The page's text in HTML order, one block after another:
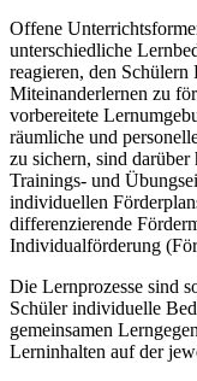
Offene
unterschiedliche
reagieren, den Schülern
Miteinanderlernen zu
vorbereitete
räumliche und
zu sichern, sind
Trainings- und
individuellen
differenzierende
Individualförderung
Die Lernprozesse sind
Schüler individuelle
gemeinsamen
Lerninhalten auf der